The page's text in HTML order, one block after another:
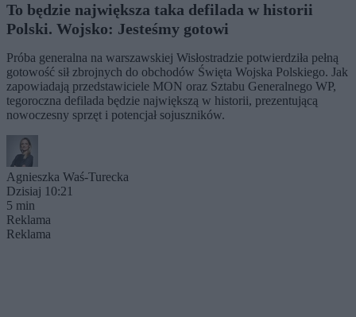
To będzie największa taka defilada w historii
Polski. Wojsko: Jesteśmy gotowi
Próba generalna na warszawskiej Wisłostradzie potwierdziła pełną
gotowość sił zbrojnych do obchodów Święta Wojska Polskiego. Jak
zapowiadają przedstawiciele MON oraz Sztabu Generalnego WP,
tegoroczna defilada będzie największą w historii, prezentującą
nowoczesny sprzęt i potencjał sojuszników.
Agnieszka Waś-Turecka
Dzisiaj 10:21
5 min
Reklama
Reklama